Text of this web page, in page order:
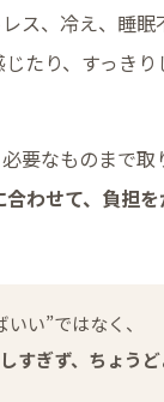
ス、冷え、睡眠
たり、すっき
要なものまで取
わせて、負担
い”ではなく、
すぎず、ちょう